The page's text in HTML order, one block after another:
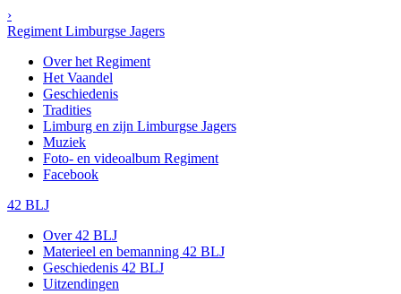
›
Regiment Limburgse Jagers
Over het Regiment
Het Vaandel
Geschiedenis
Tradities
Limburg en zijn Limburgse Jagers
Muziek
Foto- en videoalbum Regiment
Facebook
42 BLJ
Over 42 BLJ
Materieel en bemanning 42 BLJ
Geschiedenis 42 BLJ
Uitzendingen